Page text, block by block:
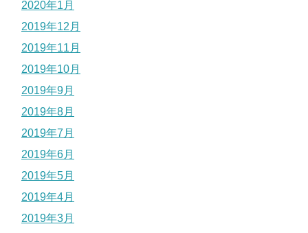
2020年1月
2019年12月
2019年11月
2019年10月
2019年9月
2019年8月
2019年7月
2019年6月
2019年5月
2019年4月
2019年3月